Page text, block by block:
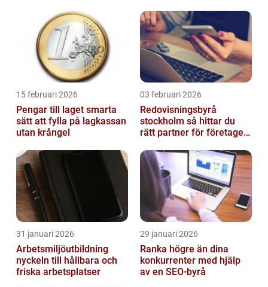
15 februari 2026
Pengar till laget smarta
sätt att fylla på lagkassan
utan krångel
03 februari 2026
Redovisningsbyrå
stockholm så hittar du
rätt partner för företagets
31 januari 2026
Arbetsmiljöutbildning
nyckeln till hållbara och
friska arbetsplatser
29 januari 2026
Ranka högre än dina
konkurrenter med hjälp
av en SEO-byrå